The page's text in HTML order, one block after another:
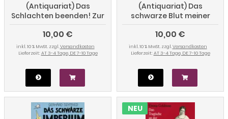
(Antiquariat) Das
Schlachten beenden! Zur
Kritik der Gewalt an
Tieren. Anarchistische,
pazifistische,
feministische und
Traditionen
10,00 €
inkl. 10 % MwSt. zzgl.Versandkosten
Lieferzeit: AT 3-4 Tage, DE 7-10 Tage
(Antiquariat) Das
schwarze Blut meiner
Brüder
10,00 €
inkl. 10 % MwSt. zzgl.Versandkosten
Lieferzeit: AT 3-4 Tage, DE 7-10 Tage
NEU